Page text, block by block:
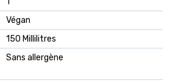
Végan
150 Millilitres
Sans allergène